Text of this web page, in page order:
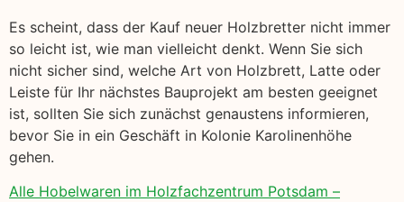
Es scheint, dass der Kauf neuer Holzbretter nicht immer
so leicht ist, wie man vielleicht denkt. Wenn Sie sich
nicht sicher sind, welche Art von Holzbrett, Latte oder
Leiste für Ihr nächstes Bauprojekt am besten geeignet
ist, sollten Sie sich zunächst genaustens informieren,
bevor Sie in ein Geschäft in Kolonie Karolinenhöhe
gehen.
Alle Hobelwaren im Holzfachzentrum Potsdam –